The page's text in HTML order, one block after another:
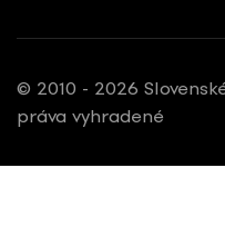
© 2010 - 2026
práva vyhradené